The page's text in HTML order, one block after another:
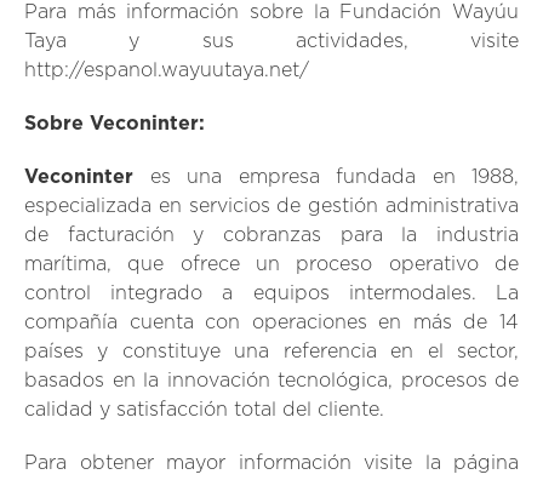
Para más información sobre la Fundación Wayúu
Taya y sus actividades, visite
http://espanol.wayuutaya.net/
Sobre Veconinter:
Veconinter es una empresa fundada en 1988,
especializada en servicios de gestión administrativa
de facturación y cobranzas para la industria
marítima, que ofrece un proceso operativo de
control integrado a equipos intermodales. La
compañía cuenta con operaciones en más de 14
países y constituye una referencia en el sector,
basados en la innovación tecnológica, procesos de
calidad y satisfacción total del cliente.
Para obtener mayor información visite la página